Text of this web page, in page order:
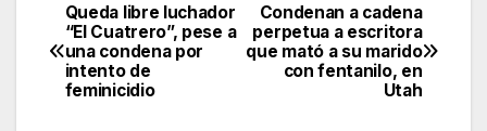
Post
navigation
Condenan a cadena
perpetua a escritora
que mató a su marido
con fentanilo, en
Utah
Queda libre luchador
“El Cuatrero”, pese a
una condena por
intento de
feminicidio